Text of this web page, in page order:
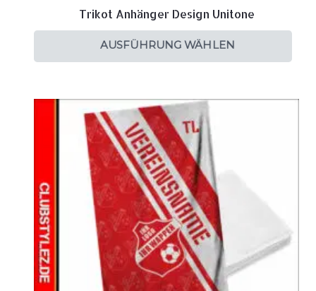
Trikot Anhänger Design Unitone
AUSFÜHRUNG WÄHLEN